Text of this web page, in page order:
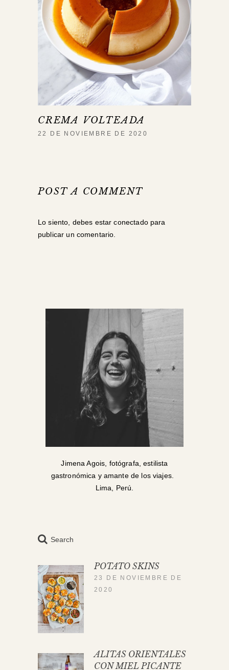
CREMA VOLTEADA
22 DE NOVIEMBRE DE 2020
POST A COMMENT
Lo siento, debes estarconectadopara
publicar un comentario.
Jimena Agois, fotógrafa, estilista
gastronómica y amante de los viajes.
Lima, Perú.
Search
POTATO SKINS
23 DE NOVIEMBRE DE
2020
ALITAS ORIENTALES
CON MIEL PICANTE